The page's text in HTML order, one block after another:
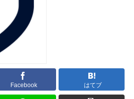
Facebook はてブ